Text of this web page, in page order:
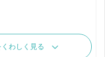
わしく見る